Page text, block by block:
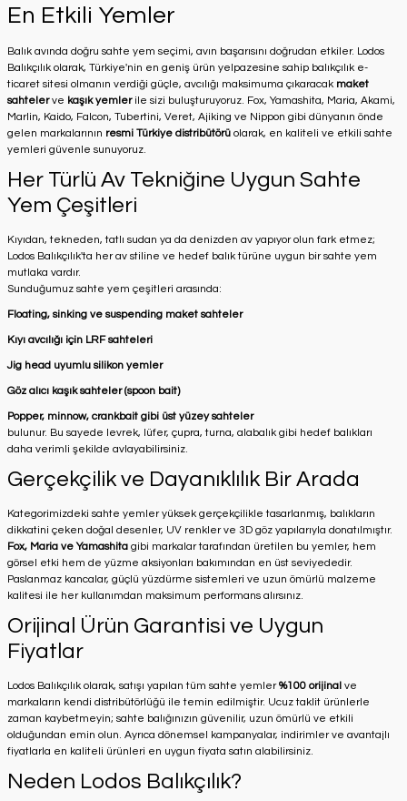
En Etkili Yemler
Balık avında doğru sahte yem seçimi, avın başarısını doğrudan etkiler. Lodos
Balıkçılık olarak, Türkiye'nin en geniş ürün yelpazesine sahip balıkçılık e-
ticaret sitesi olmanın verdiği güçle, avcılığı maksimuma çıkaracak maket
sahtelerve kaşık yemlerile sizi buluşturuyoruz. Fox, Yamashita, Maria, Akami,
Marlin, Kaido, Falcon, Tubertini, Veret, Ajiking ve Nippon gibi dünyanın önde
gelen markalarının resmi Türkiye distribütörü olarak, en kaliteli ve etkili sahte
yemleri güvenle sunuyoruz.
Her Türlü Av Tekniğine Uygun Sahte
Yem Çeşitleri
Kıyıdan, tekneden, tatlı sudan ya da denizden av yapıyor olun fark etmez;
Lodos Balıkçılık'ta her av stiline ve hedef balık türüne uygun bir sahte yem
mutlaka vardır.
Sunduğumuz sahte yem çeşitleri arasında:
Floating, sinking ve suspending maket sahteler
Kıyı avcılığı için LRF sahteleri
Jig head uyumlu silikon yemler
Göz alıcı kaşık sahteler (spoon bait)
Popper, minnow, crankbait gibi üst yüzey sahteler
bulunur. Bu sayede levrek, lüfer, çupra, turna, alabalık gibi hedef balıkları
daha verimli şekilde avlayabilirsiniz.
Gerçekçilik ve Dayanıklılık Bir Arada
Kategorimizdeki sahte yemler yüksek gerçekçilikle tasarlanmış, balıkların
dikkatini çeken doğal desenler, UV renkler ve 3D göz yapılarıyla donatılmıştır.
Fox, Maria ve Yamashita gibi markalar tarafından üretilen bu yemler, hem
görsel etki hem de yüzme aksiyonları bakımından en üst seviyededir.
Paslanmaz kancalar, güçlü yüzdürme sistemleri ve uzun ömürlü malzeme
kalitesi ile her kullanımdan maksimum performans alırsınız.
Orijinal Ürün Garantisi ve Uygun
Fiyatlar
Lodos Balıkçılık olarak, satışı yapılan tüm sahte yemler%100 orijinal ve
markaların kendi distribütörlüğü ile temin edilmiştir. Ucuz taklit ürünlerle
zaman kaybetmeyin; sahte balığınızın güvenilir, uzun ömürlü ve etkili
olduğundan emin olun. Ayrıca dönemsel kampanyalar, indirimler ve avantajlı
fiyatlarla en kaliteli ürünleri en uygun fiyata satın alabilirsiniz.
Neden Lodos Balıkçılık?